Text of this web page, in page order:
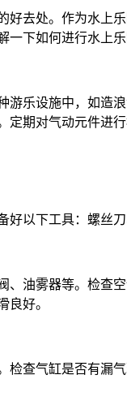
好去处。作为水上
下如何进行水上
游乐设施中，如造
期对气动元件进
好以下工具：螺丝
、油雾器等。检查
良好。
检查气缸是否有漏